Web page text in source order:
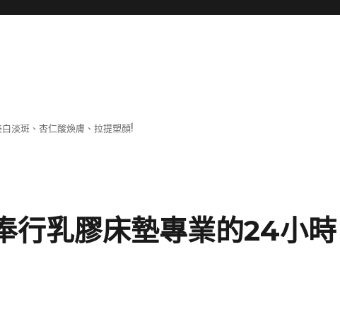
淡斑、杏仁酸煥膚、拉提塑顏!
行乳膠床墊專業的24小時